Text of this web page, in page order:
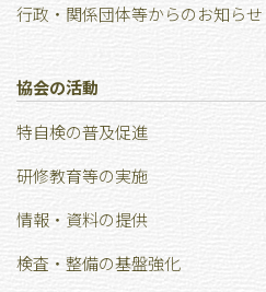
行政・関係団体等からのお知らせ
協会の活動
特⾃検の普及促進
研修教育等の実施
情報・資料の提供
検査・整備の基盤強化